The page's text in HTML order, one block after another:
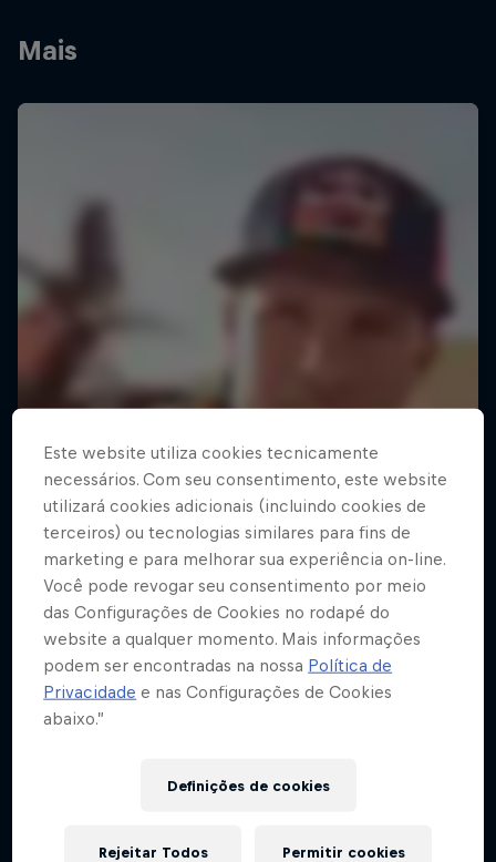
Mais
ABC do...
Este website utiliza cookies tecnicamente
necessários. Com seu consentimento, este website
utilizará cookies adicionais (incluindo cookies de
terceiros) ou tecnologias similares para fins de
marketing e para melhorar sua experiência on-line.
Você pode revogar seu consentimento por meio
das Configurações de Cookies no rodapé do
website a qualquer momento. Mais informações
podem ser encontradas na nossa Política de
Privacidade e nas Configurações de Cookies
abaixo.”
Definições de cookies
Rejeitar Todos Permitir cookies